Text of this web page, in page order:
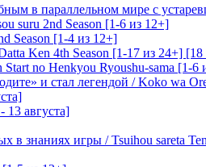
в параллельном мире с
suru 2nd Season [1-6 из 12+]
Season [1-4 из 12+]
Ken 4th Season [1-17 из 24+] [18
no Henkyou Ryoushu-sama [1-6
и стал легендой / Koko wa
13 августа]
знаниях игры / Tsuihou sareta